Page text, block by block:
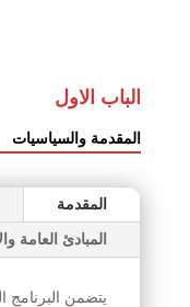
الباب الاول
المقدمة والسياسيات
المقدمة
المبادئ العامة
يتضمن البرنامج